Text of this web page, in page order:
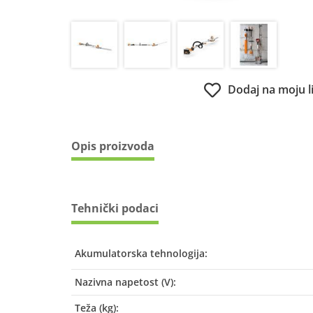
Dodaj na moju
Opis proizvoda
Tehnički podaci
Akumulatorska tehnologija:
Nazivna napetost (V):
Teža (kg):